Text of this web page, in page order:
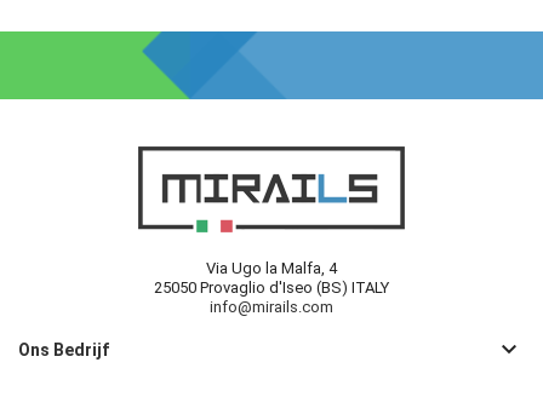
Via Ugo la Malfa, 4
25050 Provaglio d'Iseo (BS) ITALY
info@mirails.com
Ons Bedrijf keyboard_arrow_down